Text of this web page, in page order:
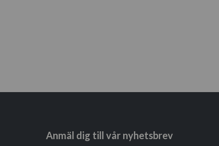
Anmäl dig till vår nyhetsbrev